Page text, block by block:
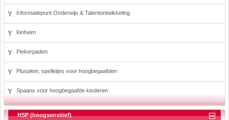
Informatiepunt Onderwijs & Talentontwikkeling
Kinheim
Piekerpaden
Plusplein, spelletjes voor hoogbegaafden
Spaans voor hoogbegaafde kinderen
HSP (hoogsensitief)